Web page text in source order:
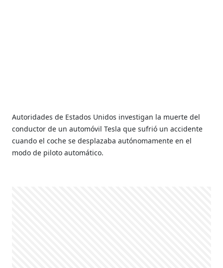
Autoridades de Estados Unidos investigan la muerte del
conductor de un automóvil Tesla que sufrió un accidente
cuando el coche se desplazaba autónomamente en el
modo de piloto automático.